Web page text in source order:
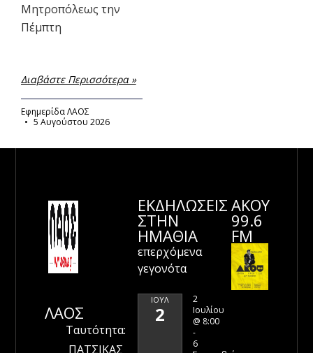
Μητροπόλεως την
Πέμπτη
Διαβάστε Περισσότερα »
Εφημερίδα ΛΑΟΣ
5 Αυγούστου 2026
ΛΑΟΣ
Ταυτότητα:
ΠΑΤΣΙΚΑΣ
ΕΚΔΗΛΩΣΕΙΣ
ΣΤΗΝ
ΗΜΑΘΊΑ
επερχόμενα
γεγονότα
ΙΟΎΛ
2
2
Ιουλίου
@ 8:00
-
6
ΑΚΟΥ
99.6
FM